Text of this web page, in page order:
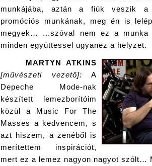
munkájába, aztán a fiúk veszik a
promóciós munkának, meg én is
megyek… ...szóval nem ez a munka
minden együttessel ugyanez a helyzet.
MARTYN ATKINS
[művészeti vezető]: A
Depeche Mode-nak
készített lemezborítóim
közül a Music For The
Masses a kedvencem, s
azt hiszem, a zenéből is
merítettem inspirációt,
mert ez a lemez nagyon nagyot szólt…